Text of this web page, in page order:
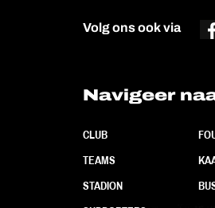
Volg ons ook via
Navigeer
CLUB
TEAMS
STADION